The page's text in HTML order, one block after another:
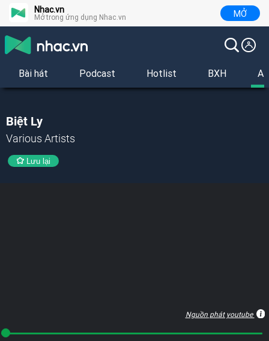
Nhac.vn
Mở trong ứng dụng Nhac.vn MỞ
Bài hát Podcast Hotlist BXH
Biệt Ly
Various Artists
Lưu lại
Nguồn phát youtube